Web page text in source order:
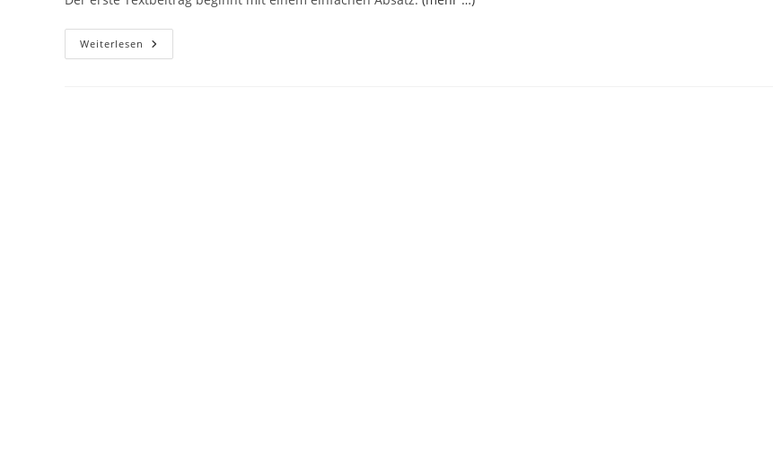
Weiterlesen Das
Ist